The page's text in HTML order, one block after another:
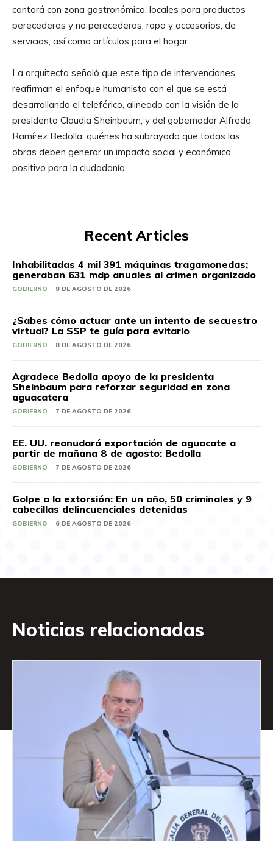
contará con zona gastronómica, locales para productos
perecederos y no perecederos, ropa y accesorios, de
servicios, así como artículos para el hogar.
La arquitecta señaló que este tipo de intervenciones
reafirman el enfoque humanista con el que se está
desarrollando el teleférico, alineado con la visión de la
presidenta Claudia Sheinbaum, y del gobernador Alfredo
Ramírez Bedolla, quiénes ha subrayado que todas las
obras deben generar un impacto social y económico
positivo para la ciudadanía.
Recent Articles
Inhabilitadas 4 mil 391 máquinas tragamonedas;
generaban 631 mdp anuales al crimen organizado
GOBIERNO 8 DE AGOSTO DE 2026
¿Sabes cómo actuar ante un intento de secuestro
virtual? La SSP te guía para evitarlo
GOBIERNO 8 DE AGOSTO DE 2026
Agradece Bedolla apoyo de la presidenta
Sheinbaum para reforzar seguridad en zona
aguacatera
GOBIERNO 7 DE AGOSTO DE 2026
EE. UU. reanudará exportación de aguacate a
partir de mañana 8 de agosto: Bedolla
GOBIERNO 7 DE AGOSTO DE 2026
Golpe a la extorsión: En un año, 50 criminales y 9
cabecillas delincuenciales detenidas
GOBIERNO 6 DE AGOSTO DE 2026
Noticias relacionadas